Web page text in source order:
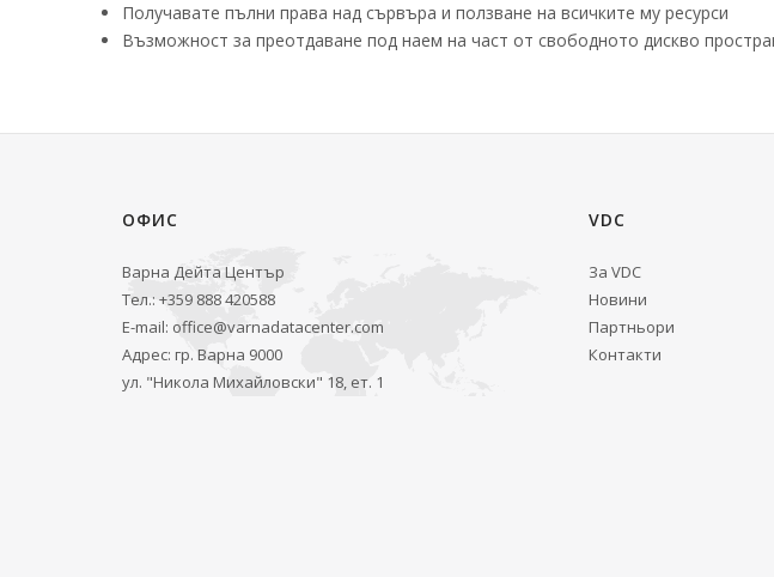
Получавате пълни права над сървъра и ползване на всичките му ресурси
Възможност за преотдаване под наем на част от свободното дискво
ОФИС
Варна Дейта Център
Тел.: +359 888 420588
E-mail: office@varnadatacenter.com
Адрес: гр. Варна 9000
ул. "Никола Михайловски" 18, ет. 1
VDC
За VDC
Новини
Партньори
Контакти